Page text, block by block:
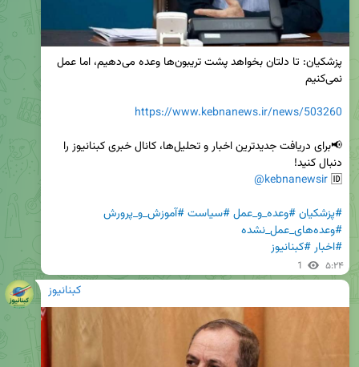
https://www.kebnanews.ir/news/503260
🆔
@kebnanewsir
#پزشکیان#وعده_و_عمل#سیاست#آموزش_و_پرورش
#وعده‌های_عمل_نشده
#اخبار#کبنانیوز
1 ۵:۲۴
کبنانیوز